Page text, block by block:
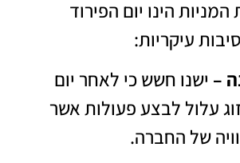
הינו יום הפירוד
עיקריות:
– ישנו חשש כי לאחר יום
עלול לבצע פעולות אשר
של החברה.